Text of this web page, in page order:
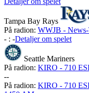
Tampa Bay Rays
På radion: WWJB -
- : -Detaljer om spelet
Seattle Mariners
På radion: KIRO - 710
--
På radion: KIRO - 710